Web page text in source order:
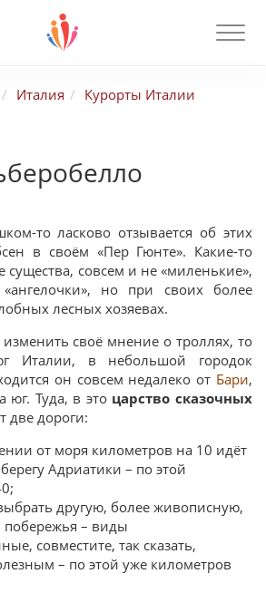
Италия
Курорты Италии
то ласково отзывается об этих
в своём «Пер Гюнте». Какие-то
существа, совсем и не «миленькие»,
«ангелочки», но при своих более
лесных хозяевах.
своё мнение о троллях, то
Италии, в небольшой городок
он совсем недалеко от Бари,
юг. Туда, в это царство сказочных
две дороги:
от моря километров на 10 идёт
Адриатики – по этой
другую, более живописную,
побережья – виды
совместите, так сказать,
– по этой уже километров